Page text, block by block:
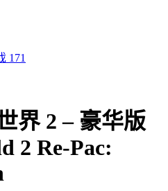
171
界 2 – 豪华版
2 Re-Pac: